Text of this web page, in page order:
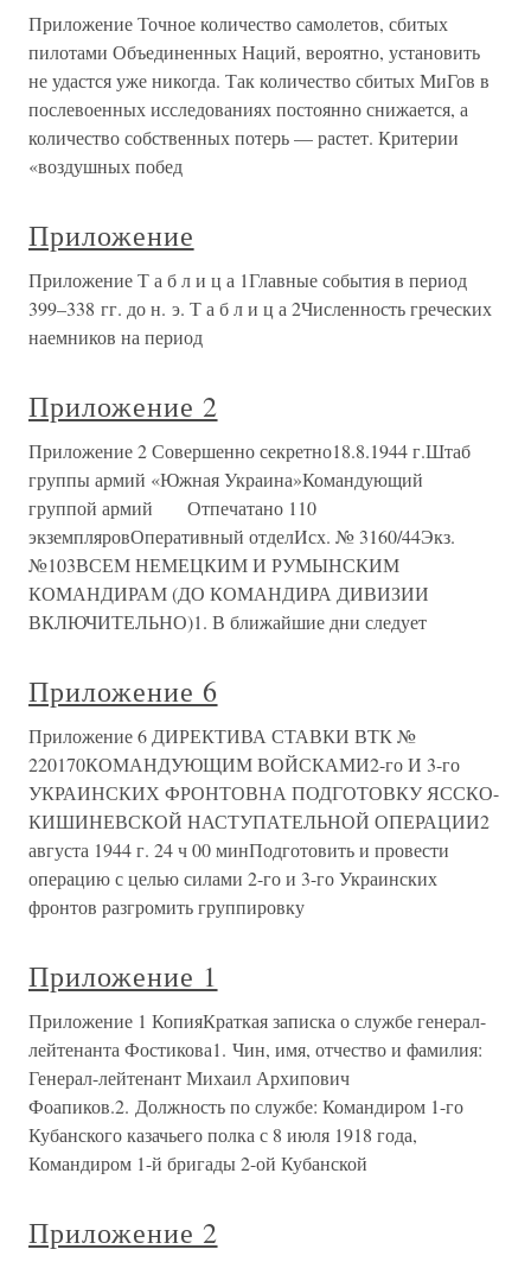
Приложение Точное количество самолетов, сбитых
пилотами Объединенных Наций, вероятно, установить
не удастся уже никогда. Так количество сбитых МиГов в
послевоенных исследованиях постоянно снижается, а
количество собственных потерь — растет. Критерии
«воздушных побед
Приложение
Приложение Т а б л и ц а 1Главные события в период
399–338 гг. до н. э. Т а б л и ц а 2Численность греческих
наемников на период
Приложение 2
Приложение 2 Совершенно секретно18.8.1944 г.Штаб
группы армий «Южная Украина»Командующий
группой армий Отпечатано 110
экземпляровОперативный отделИсх. № 3160/44Экз.
№103ВСЕМ НЕМЕЦКИМ И РУМЫНСКИМ
КОМАНДИРАМ (ДО КОМАНДИРА ДИВИЗИИ
ВКЛЮЧИТЕЛЬНО)1. В ближайшие дни следует
Приложение 6
Приложение 6 ДИРЕКТИВА СТАВКИ ВТК №
220170КОМАНДУЮЩИМ ВОЙСКАМИ2-го И 3-го
УКРАИНСКИХ ФРОНТОВНА ПОДГОТОВКУ ЯССКО-
КИШИНЕВСКОЙ НАСТУПАТЕЛЬНОЙ ОПЕРАЦИИ2
августа 1944 г. 24 ч 00 минПодготовить и провести
операцию с целью силами 2-го и 3-го Украинских
фронтов разгромить группировку
Приложение 1
Приложение 1 КопияКраткая записка о службе генерал-
лейтенанта Фостикова1. Чин, имя, отчество и фамилия:
Генерал-лейтенант Михаил Архипович
Фоапиков.2. Должность по службе: Командиром 1-го
Кубанского казачьего полка с 8 июля 1918 года,
Командиром 1-й бригады 2-ой Кубанской
Приложение 2